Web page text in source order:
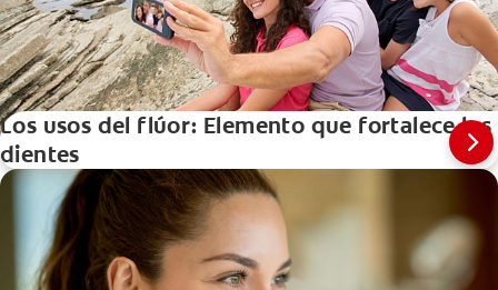
Los usos del flúor: Elemento que fortalece los
dientes